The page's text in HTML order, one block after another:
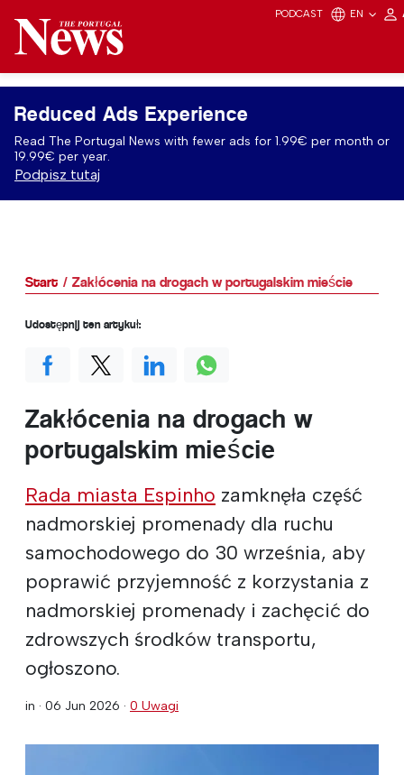
PODCAST EN
Reduced Ads Experience
Read The Portugal News with fewer ads for 1.99€ per month or
19.99€ per year.
Podpisz tutaj
Start Zakłócenia na drogach w portugalskim mieście
Zakłócenia na drogach w
portugalskim mieście
Rada miasta Espinho zamknęła część
nadmorskiej promenady dla ruchu
samochodowego do 30 września, aby
poprawić przyjemność z korzystania z
nadmorskiej promenady i zachęcić do
zdrowszych środków transportu,
ogłoszono.
in · 06 Jun 2026 · 0 Uwagi
Udostępnij ten artykuł: